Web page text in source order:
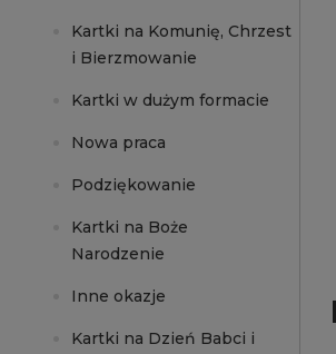
Kartki na Komunię, Chrzest
i Bierzmowanie
Kartki w dużym formacie
Nowa praca
Podziękowanie
Kartki na Boże
Narodzenie
Inne okazje
Kartki na Dzień Babci i